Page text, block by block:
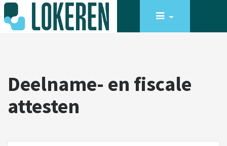
Deelname- en fiscale
attesten